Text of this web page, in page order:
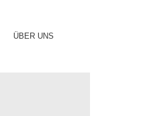
ÜBER UNS